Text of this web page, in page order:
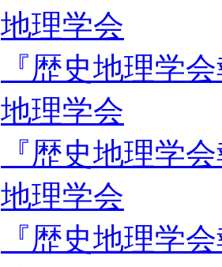
地理学会
『歴史地理学
地理学会
『歴史地理学
地理学会
『歴史地理学